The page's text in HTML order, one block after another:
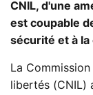
CNIL, d'une
est coupable
sécurité et à
La
libertés (CNIL)